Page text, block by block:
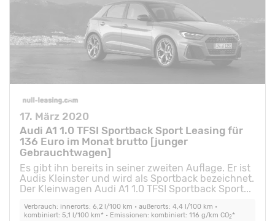
17. März 2020
Audi A1 1.0 TFSI Sportback Sport Leasing für
136 Euro im Monat brutto [junger
Gebrauchtwagen]
Es gibt ihn bereits in seiner zweiten Auflage. Er ist
Audis Kleinster und wird als Sportback bezeichnet.
Der Kleinwagen Audi A1 1.0 TFSI Sportback Sport...
Verbrauch: innerorts: 6,2 l/100 km • außerorts: 4,4 l/100 km •
kombiniert: 5,1 l/100 km* • Emissionen: kombiniert: 116 g/km CO2*